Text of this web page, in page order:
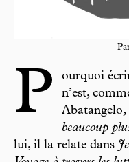
P
ourquoi
n’est,
Abatangelo,
beaucoup
lui, il la relate dans